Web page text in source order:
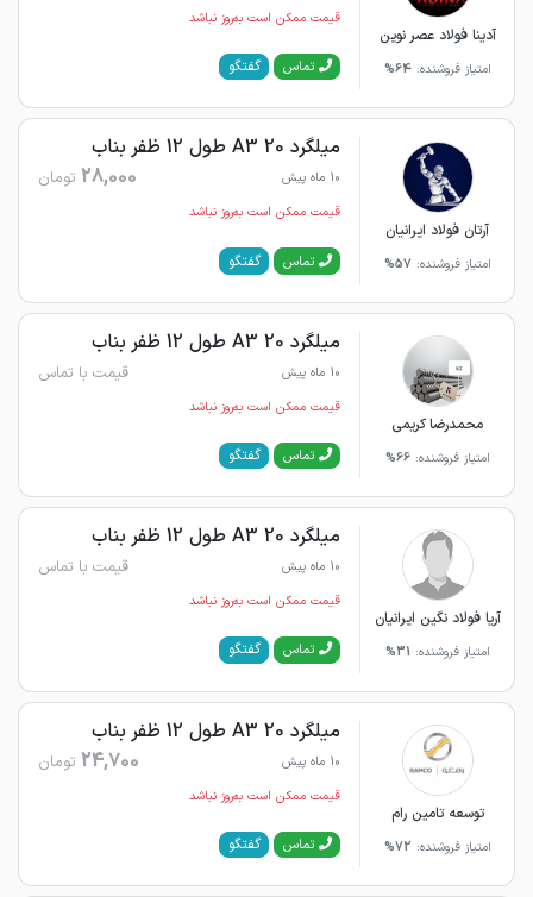
آدینا فولاد عصر نوین
امتیاز فروشنده:64%
قیمت ممکن است به‌روز نباشد
تماس گفتگو
آرتان فولاد ایرانیان
امتیاز فروشنده: 57%
میلگرد 20 A3 طول 12 ظفر بناب
10 ماه پیش 28,000 تومان
قیمت ممکن است به‌روز نباشد
تماس گفتگو
محمدرضا کریمی
امتیاز فروشنده:66%
میلگرد 20 A3 طول 12 ظفر بناب
10 ماه پیش قیمت با تماس
قیمت ممکن است به‌روز نباشد
تماس گفتگو
آریا فولاد نگین ایرانیان
امتیاز فروشنده: 31%
میلگرد 20 A3 طول 12 ظفر بناب
10 ماه پیش قیمت با تماس
قیمت ممکن است به‌روز نباشد
تماس گفتگو
توسعه تامین رام
امتیاز فروشنده: 72%
میلگرد 20 A3 طول 12 ظفر بناب
10 ماه پیش 24,700 تومان
قیمت ممکن است به‌روز نباشد
تماس گفتگو